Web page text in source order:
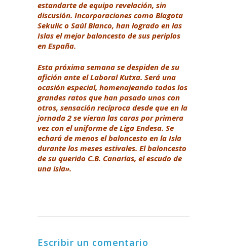
estandarte de equipo revelación, sin
discusión. Incorporaciones como Blagota
Sekulic o Saúl Blanco, han logrado en las
Islas el mejor baloncesto de sus periplos
en España.
Esta próxima semana se despiden de su
afición ante el Laboral Kutxa. Será una
ocasión especial, homenajeando todos los
grandes ratos que han pasado unos con
otros, sensación recíproca desde que en la
jornada 2 se vieran las caras por primera
vez con el uniforme de Liga Endesa. Se
echará de menos el baloncesto en la Isla
durante los meses estivales. El baloncesto
de su querido C.B. Canarias, el escudo de
una isla».
Escribir un comentario